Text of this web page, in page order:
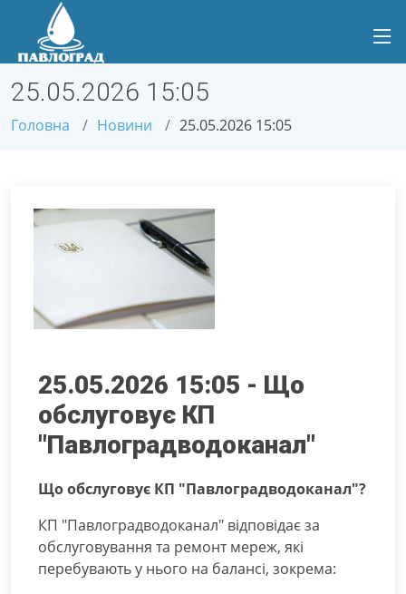
25.05.2026 15:05
Головна Новини 25.05.2026 15:05
25.05.2026 15:05 - Що
обслуговує КП
"Павлоградводоканал"
Що обслуговує КП "Павлоградводоканал"?
КП "Павлоградводоканал" відповідає за
обслуговування та ремонт мереж, які
перебувають у нього на балансі, зокрема: